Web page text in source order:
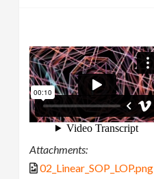
Attachments:
02_Linear_SOP_LOP.png